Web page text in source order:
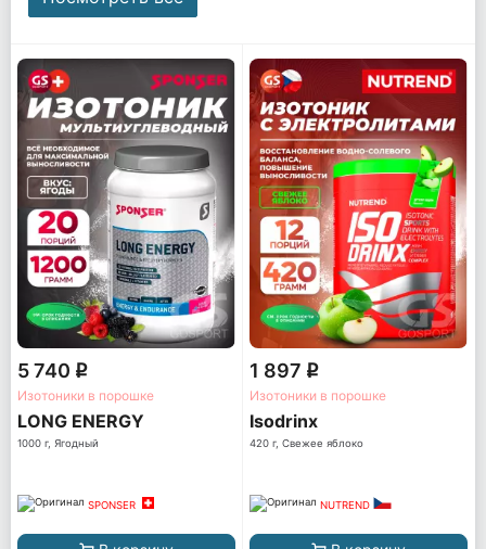
5 740 q
Изотоники в порошке
LONG ENERGY
1000 г, Ягодный
SPONSER
1 897 q
Изотоники в порошке
Isodrinx
420 г, Свежее яблоко
NUTREND